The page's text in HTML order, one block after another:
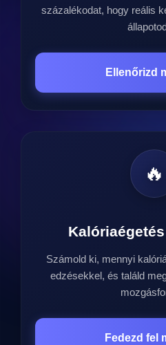
százalékodat, hogy reális
Ellenőrizd
🔥
Számold ki, mennyi
edzésekkel, és találd
Fedezd fel